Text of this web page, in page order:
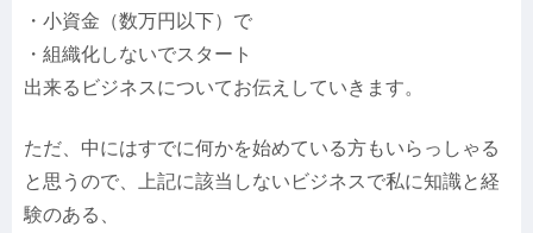
・小資金（数万円以下）で
・組織化しないでスタート
出来るビジネスについてお伝えしていきます。
ただ、中にはすでに何かを始めている方もいらっしゃる
と思うので、上記に該当しないビジネスで私に知識と経
験のある、